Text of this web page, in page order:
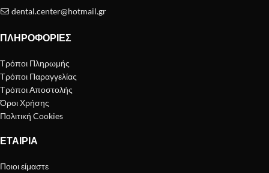
dental.center@hotmail.gr
ΠΛΗΡΟΦΟΡΊΕΣ
Τρόποι Πληρωμής
Τρόποι Παραγγελίας
Τρόποι Αποστολής
Όροι Χρήσης
Πολιτική Cookies
ΕΤΑΙΡΊΑ
Ποιοι είμαστε